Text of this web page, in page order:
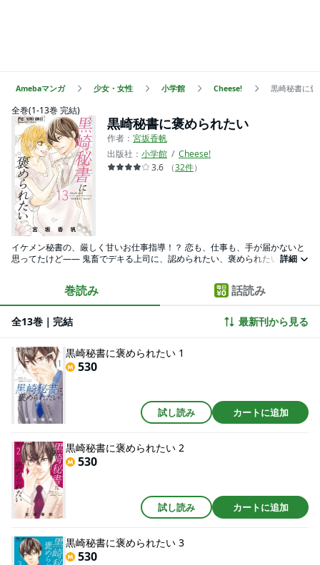
Amebaマンガ 少女・女性 小学館 Cheese! 黒崎秘書に
全巻(1-13巻 完結)
黒崎秘書に褒められたい
作者： 宮坂香帆
出版社： 小学館
Cheese!
3.6
（32件）
イケメン秘書の、厳しく甘いお仕事指導！？ 恋も、仕事も、手が届かないと
思ってたけど―― 鬼畜でデキる上司に、認められたい、褒められたいっ
etc…。 一瞬で社内がザワつく 花形部署の秘書課エース・黒崎さんは、 総務
部・樹理の同期。 自分とは全然カンケーない憧れの人… と思ってたのに、 あ
る朝目覚めたら、黒崎さんとホテルに！？ その上、秘書課へ異動辞令が…!?
舞い上がったのもつかの間、上司としての黒崎さんは超絶厳しくて… でも、
その指導はいつだって、私のことを見てくれていて… ヤバい…私、恋も、仕
グ・ラブ、開幕！
詳細
巻読み 話読み
全13巻｜完結 最新刊から見る
黒崎秘書に褒められたい 1
530
試し読み カートに追加
黒崎秘書に褒められたい 2
530
試し読み カートに追加
黒崎秘書に褒められたい 3
530